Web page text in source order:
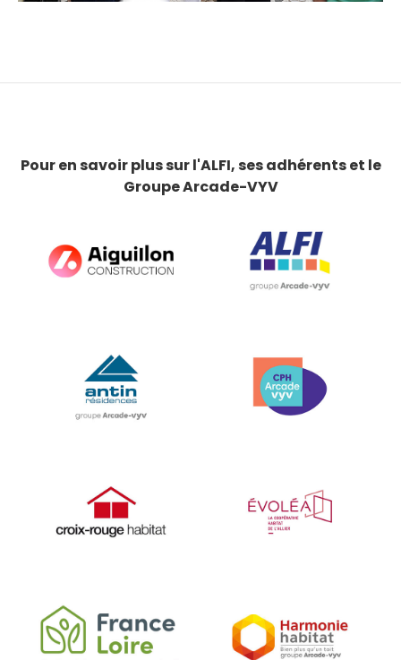
Pour en savoir plus sur l'ALFI, ses adhérents et le
Groupe Arcade-VYV